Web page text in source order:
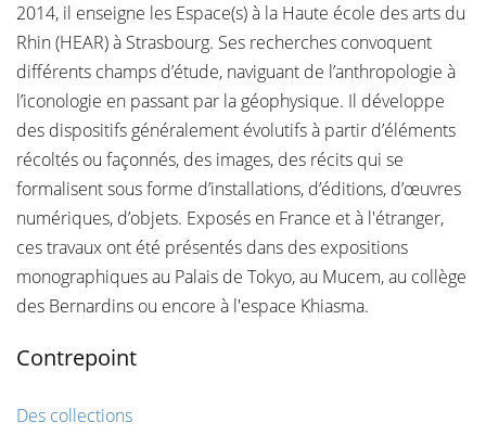
2014, il enseigne les Espace(s) à la Haute école des arts du
Rhin (HEAR) à Strasbourg. Ses recherches convoquent
différents champs d’étude, naviguant de l’anthropologie à
l’iconologie en passant par la géophysique. Il développe
des dispositifs généralement évolutifs à partir d’éléments
récoltés ou façonnés, des images, des récits qui se
formalisent sous forme d’installations, d’éditions, d’œuvres
numériques, d’objets. Exposés en France et à l'étranger,
ces travaux ont été présentés dans des expositions
monographiques au Palais de Tokyo, au Mucem, au collège
des Bernardins ou encore à l'espace Khiasma.
Contrepoint
Des collections